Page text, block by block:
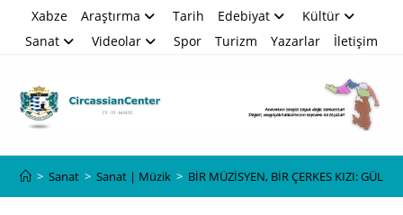
Xabze Araştırma Tarih Edebiyat
Kültür
Sanat
Videolar Spor Turizm Yazarlar İletişim
> Sanat > Sanat | Müzik > BİR MÜZİSYEN, BİR ÇERKES KIZI: